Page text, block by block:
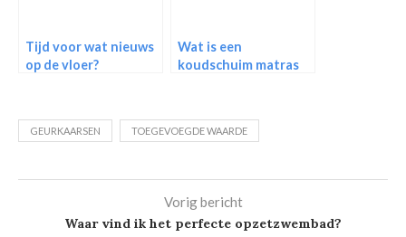
Tijd voor wat nieuws
op de vloer?
Wat is een
koudschuim matras
GEURKAARSEN TOEGEVOEGDE WAARDE
Vorig bericht
Waar vind ik het perfecte opzetzwembad?